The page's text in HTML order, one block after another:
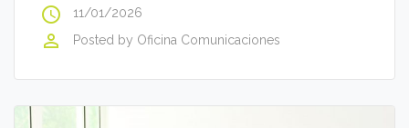
access_time 11/01/2026
perm_identity Posted by Oficina Comunicaciones